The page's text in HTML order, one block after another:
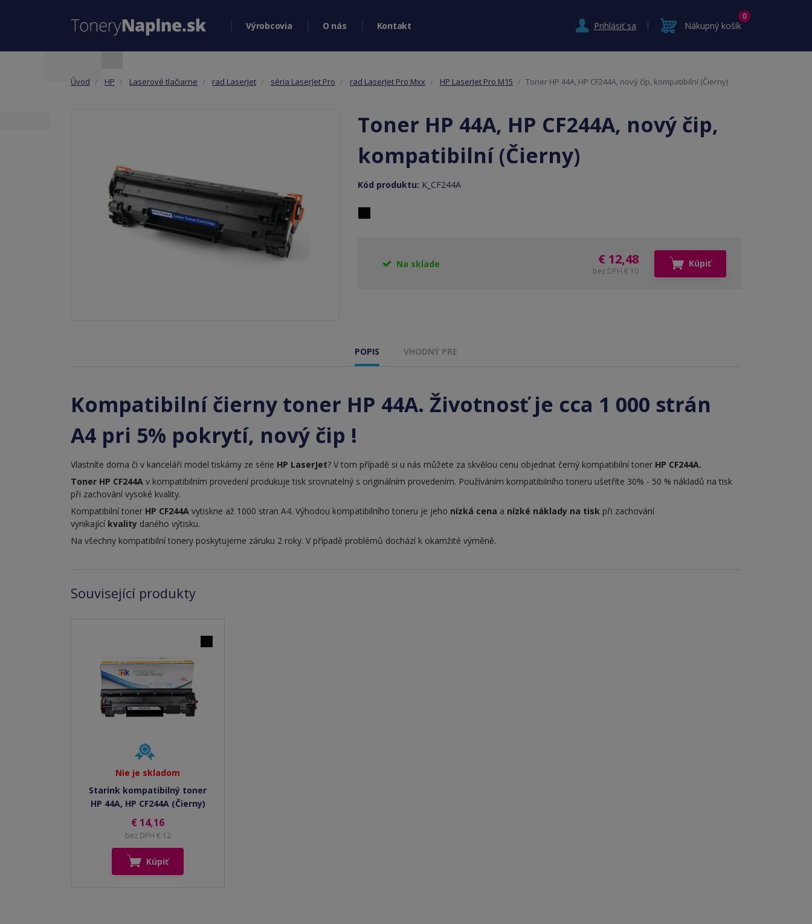
Výrobcovia O nás Kontakt Prihlásiť sa Nákupný košík
0
Úvod HP Laserové tlačiarne rad LaserJet séria LaserJet Pro rad LaserJet Pro Mxx HP LaserJet Pro M15 Toner HP 44A, HP CF244A, nový čip, kompatibilní (Čierny)
Toner HP 44A, HP CF244A, nový čip,
kompatibilní (Čierny)
Kód produktu: K_CF244A
Na sklade € 12,48
bez DPH € 10
Kúpiť
POPIS VHODNÝ PRE
Kompatibilní čierny toner HP 44A. Životnosť je cca 1 000 strán
A4 pri 5% pokrytí, nový čip !
Vlastníte doma či v kanceláři model tiskárny ze série HP LaserJet? V tom případě si u nás můžete za skvělou cenu objednat černý kompatibilní toner HP CF244A.
Toner HP CF244A v kompatibilním provedení produkuje tisk srovnatelný s originálním provedením. Používáním kompatibilního toneru ušetříte 30% - 50 % nákladů na tisk
při zachování vysoké kvality.
Kompatibilní toner HP CF244A vytiskne až 1000 stran A4. Výhodou kompatibilního toneru je jeho nízká cena a nízké náklady na tisk při zachování
vynikající kvality daného výtisku.
Na všechny kompatibilní tonery poskytujeme záruku 2 roky. V případě problémů dochází k okamžité výměně.
Související produkty
Nie je skladom
Starink kompatibilný toner
HP 44A, HP CF244A (Čierny)
€ 14,16
bez DPH € 12
Kúpiť